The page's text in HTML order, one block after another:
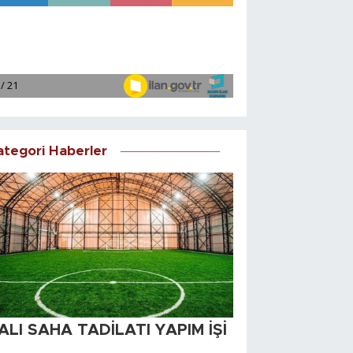
Haberler
SAHA TADİLATI YAPIM İŞİ